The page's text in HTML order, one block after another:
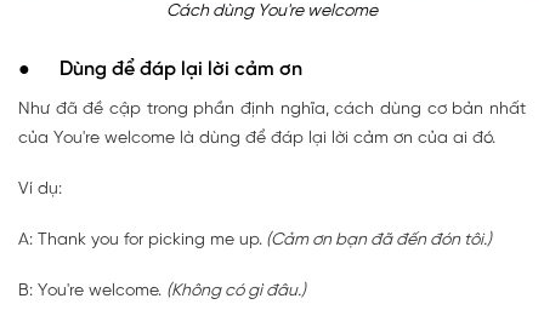
Cách dùng You're welcome
● Dùng để đáp lại lời cảm ơn
Như đã đề cập trong phần định nghĩa, cách dùng cơ bản nhất
của You're welcome là dùng để đáp lại lời cảm ơn của ai đó.
Ví dụ:
A: Thank you for picking me up. (Cảm ơn bạn đã đến đón tôi.)
B: You're welcome. (Không có gì đâu.)